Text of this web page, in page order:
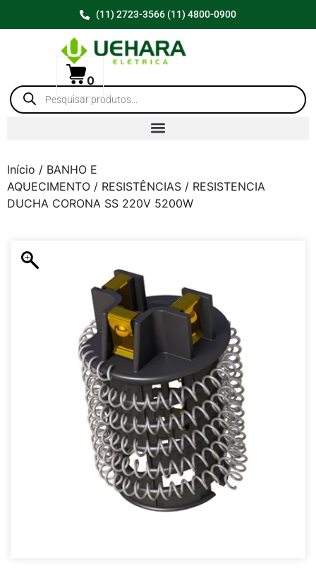
(11) 2723-3566 (11) 4800-0900
0
Início / BANHO E
AQUECIMENTO / RESISTÊNCIAS / RESISTENCIA
DUCHA CORONA SS 220V 5200W